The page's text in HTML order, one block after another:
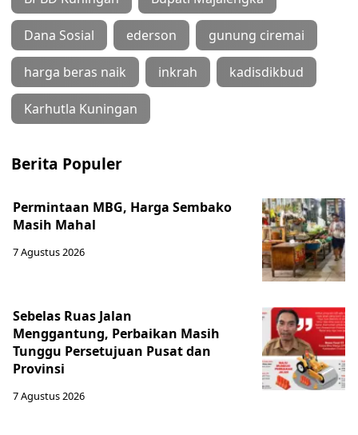
Dana Sosial ederson gunung ciremai
harga beras naik inkrah kadisdikbud
Karhutla Kuningan
Berita Populer
Permintaan MBG, Harga Sembako
Masih Mahal
7 Agustus 2026
Sebelas Ruas Jalan
Menggantung, Perbaikan Masih
Tunggu Persetujuan Pusat dan
Provinsi
7 Agustus 2026